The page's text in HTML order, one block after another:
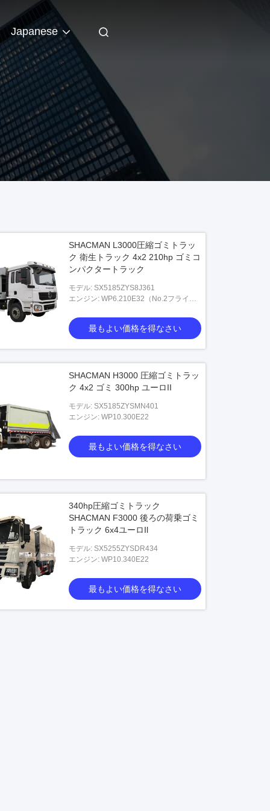
Japanese
SHACMAN L3000圧縮ゴミトラッ
ク 衛生トラック 4x2 210hp ゴミコ
ンパクタートラック
モデル: SX5185ZYS8J361
エンジン: WP6.210E32（No.2フライホ
最もよい価格を得なさい
SHACMAN H3000 圧縮ゴミトラッ
ク 4x2 ゴミ 300hp ユーロII
モデル: SX5185ZYSMN401
エンジン: WP10.300E22
最もよい価格を得なさい
340hp圧縮ゴミトラック
SHACMAN F3000 後ろの荷乗ゴミ
トラック 6x4ユーロIl
モデル: SX5255ZYSDR434
エンジン: WP10.340E22
最もよい価格を得なさい